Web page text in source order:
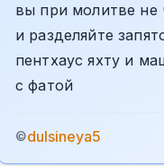
вы при молитве не
и разделяйте
пентхаус яхту и
с фатой
©dulsineya5